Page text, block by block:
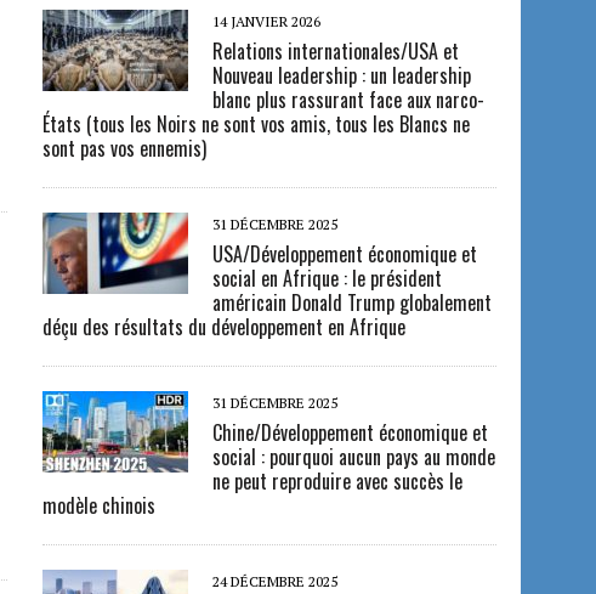
14 JANVIER 2026
Relations internationales/USA et
Nouveau leadership : un leadership
blanc plus rassurant face aux narco-
États (tous les Noirs ne sont vos amis, tous les Blancs ne
sont pas vos ennemis)
31 DÉCEMBRE 2025
USA/Développement économique et
social en Afrique : le président
américain Donald Trump globalement
déçu des résultats du développement en Afrique
31 DÉCEMBRE 2025
Chine/Développement économique et
social : pourquoi aucun pays au monde
ne peut reproduire avec succès le
modèle chinois
24 DÉCEMBRE 2025